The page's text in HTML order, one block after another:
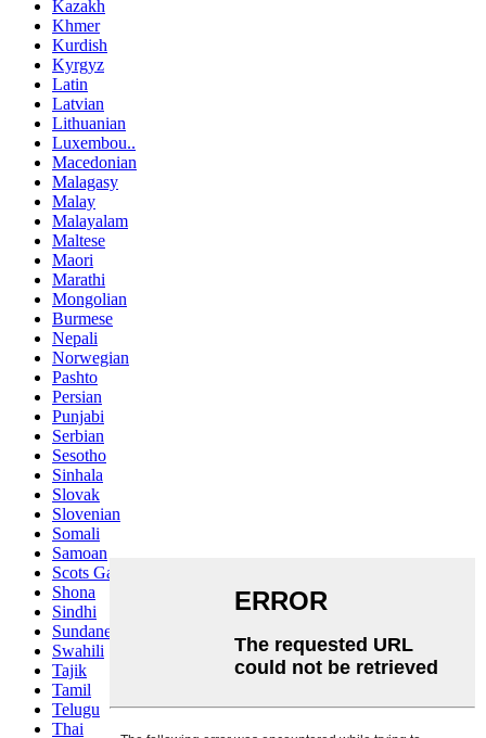
Kazakh
Khmer
Kurdish
Kyrgyz
Latin
Latvian
Lithuanian
Luxembou..
Macedonian
Malagasy
Malay
Malayalam
Maltese
Maori
Marathi
Mongolian
Burmese
Nepali
Norwegian
Pashto
Persian
Punjabi
Serbian
Sesotho
Sinhala
Slovak
Slovenian
Somali
Samoan
Scots Gaelic
Shona
Sindhi
Sundanese
Swahili
Tajik
Tamil
Telugu
Thai